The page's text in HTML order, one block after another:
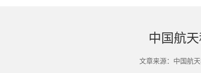
中国航
文章来源：中国航